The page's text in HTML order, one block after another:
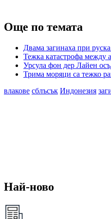
Още по темата
Двама загинаха при
Тежка катастрофа между
Урсула фон дер Лайен
Трима моряци са тежко
влакове сблъсък Индонезия
Най-ново